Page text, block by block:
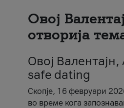
Овој
отворија
Овој
safe dating
Скопје, 16 февруари
во време кога